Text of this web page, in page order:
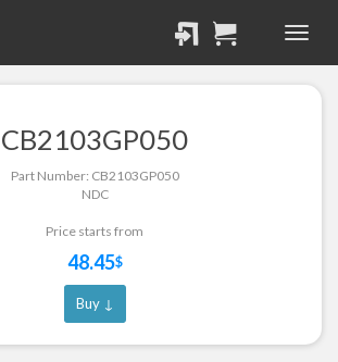
CB2103GP050
Part Number: CB2103GP050
NDC
Price starts from
48.45$
Buy ↓
تم إضافة القطعة بنجاح.
Part Successfully
Selected
تم إضافة القطعة للسلة
بنجاح.
Part Added to Cart